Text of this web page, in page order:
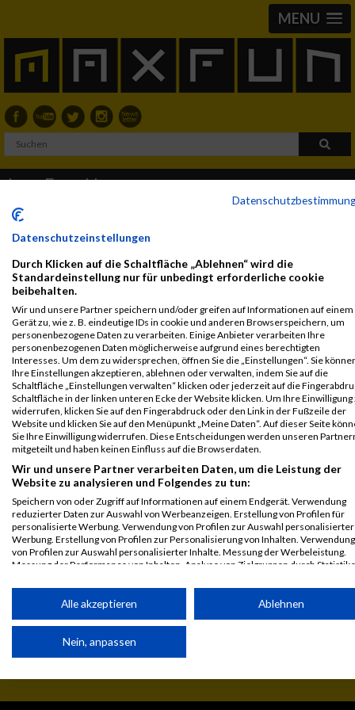
MENU
Lara Ferschinger
2017
Veranstaltung Stnr
First
NameLast Name Jahr Nation Verein
Kärnten läuft -
Samstag
Junior Marathon
M7/W7
13797 Lara Ferschinger 2010 AUT
Legende:
GPos = Geschlechter Position, KPos = Kategorie Position, TPos =
Team Position, DNS = Did not start, DNF = Did not finish, DQ =
Disqualifiziert
Datenschutzeinstellungen
Durch Klicken auf die Schaltfläche „Ablehnen“ wird die
Standardeinstellung nur für unbedingt erforderliche cookie
beibehalten.
Wir und unsere Partner speichern und/oder greifen auf Informationen auf einem
Gerät zu, wie z. B. eindeutige IDs in cookie und anderen Browserspeichern, um
personenbezogene Daten zu verarbeiten. Einige Anbieter verarbeiten Ihre
personenbezogenen Daten möglicherweise aufgrund eines berechtigten
Interesses. Um dem zu widersprechen, öffnen Sie die „Einstellungen“. Sie
Ihre Einstellungen akzeptieren, ablehnen oder verwalten, indem Sie auf die
Schaltfläche „Einstellungen verwalten“ klicken oder jederzeit auf die
Schaltfläche in der linken unteren Ecke der Website klicken. Um Ihre Einwilligung
widerrufen, klicken Sie auf den Fingerabdruck oder den Link in der Fußzeile der
Website und klicken Sie auf den Menüpunkt „Meine Daten“. Auf dieser Seite
Sie Ihre Einwilligung widerrufen. Diese Entscheidungen werden unseren
mitgeteilt und haben keinen Einfluss auf die Browserdaten.
Wir und unsere Partner verarbeiten Daten, um die Leistung der
Website zu analysieren und Folgendes zu tun:
Speichern von oder Zugriff auf Informationen auf einem Endgerät. Verwendung
reduzierter Daten zur Auswahl von Werbeanzeigen. Erstellung von Profilen für
personalisierte Werbung. Verwendung von Profilen zur Auswahl personalisierter
Werbung. Erstellung von Profilen zur Personalisierung von Inhalten. Verwendung
von Profilen zur Auswahl personalisierter Inhalte. Messung der Werbeleistung.
Messung der Performance von Inhalten. Analyse von Zielgruppen durch
Verbesserung der Angebote. Verwendung reduzierter Daten zur Auswahl von
gesendet werden.
Ihre Einwilligung und die cookie Richtlinie gelten ausschließlich für diese
Website/App.
Alle akzeptieren Ablehnen
Nein, anpassen